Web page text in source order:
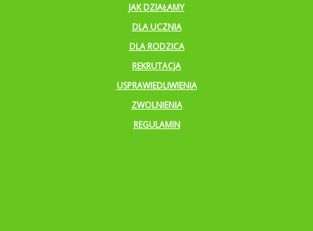
JAK DZIAŁAMY
DLA UCZNIA
DLA RODZICA
REKRUTACJA
USPRAWIEDLIWIENIA
ZWOLNIENIA
REGULAMIN